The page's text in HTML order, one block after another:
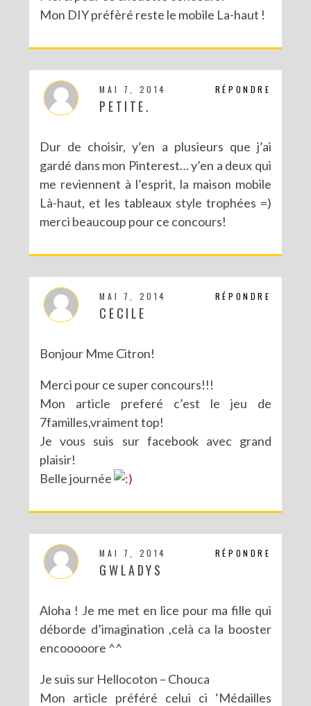
Mon DIY préfèré reste le mobile La-haut !
RÉPONDRE
MAI 7, 2014
PETITE.
Dur de choisir, y’en a plusieurs que j’ai
gardé dans mon Pinterest… y’en a deux qui
me reviennent à l’esprit, la maison mobile
Là-haut, et les tableaux style trophées =)
merci beaucoup pour ce concours!
RÉPONDRE
MAI 7, 2014
CECILE
Bonjour Mme Citron!
Merci pour ce super concours!!!
Mon article preferé c’est le jeu de
7familles,vraiment top!
Je vous suis sur facebook avec grand
plaisir!
Belle journée
RÉPONDRE
MAI 7, 2014
GWLADYS
Aloha ! Je me met en lice pour ma fille qui
déborde d’imagination ,celà ca la booster
encooooore ^^
Je suis sur Hellocoton – Chouca
Mon article préféré celui ci ‘Médailles